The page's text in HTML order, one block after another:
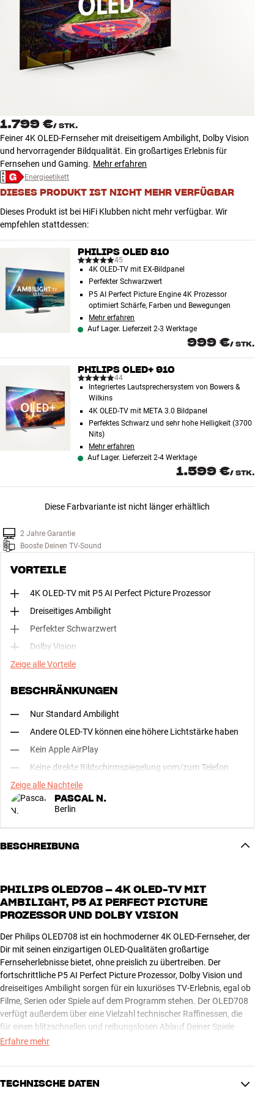
Zubehör
INSPIRATION
MARKEN
ANGEBOTE
Store Finden
Kundendienst
Anmelden
Bauen mit Klang
1.799 €/ STK.
Feiner 4K OLED-Fernseher mit dreiseitigem Ambilight, Dolby Vision
und hervorragender Bildqualität. Ein großartiges Erlebnis für
Fernsehen und Gaming. Mehr erfahren
Energieetikett
DIESES PRODUKT IST NICHT MEHR VERFÜGBAR
Dieses Produkt ist bei HiFi Klubben nicht mehr verfügbar. Wir
empfehlen stattdessen:
PHILIPS OLED 810
45
4K OLED-TV mit EX-Bildpanel
Perfekter Schwarzwert
P5 AI Perfect Picture Engine 4K Prozessor
optimiert Schärfe, Farben und Bewegungen
Mehr erfahren
Auf Lager. Lieferzeit 2-3 Werktage
999 €/ STK.
PHILIPS OLED+ 910
44
Integriertes Lautsprechersystem von Bowers &
Wilkins
4K OLED-TV mit META 3.0 Bildpanel
Perfektes Schwarz und sehr hohe Helligkeit (3700
Nits)
Mehr erfahren
Auf Lager. Lieferzeit 2-4 Werktage
1.599 €/ STK.
Diese Farbvariante ist nicht länger erhältlich
2 Jahre Garantie
Booste Deinen TV-Sound
VORTEILE
4K OLED-TV mit P5 AI Perfect Picture Prozessor
Dreiseitiges Ambilight
Perfekter Schwarzwert
Dolby Vision
Zeige alle Vorteile
BESCHRÄNKUNGEN
Nur Standard Ambilight
Andere OLED-TV können eine höhere Lichtstärke haben
Kein Apple AirPlay
Keine direkte Bildschirmspiegelung vom/zum Telefon
Zeige alle Nachteile
PASCAL N.
Berlin
BESCHREIBUNG
PHILIPS OLED708 – 4K OLED-TV MIT
AMBILIGHT, P5 AI PERFECT PICTURE
PROZESSOR UND DOLBY VISION
Der Philips OLED708 ist ein hochmoderner 4K OLED-Fernseher, der
Dir mit seinen einzigartigen OLED-Qualitäten großartige
Fernseherlebnisse bietet, ohne preislich zu übertreiben. Der
fortschrittliche P5 AI Perfect Picture Prozessor, Dolby Vision und
dreiseitiges Ambilight sorgen für ein luxuriöses TV-Erlebnis, egal ob
Filme, Serien oder Spiele auf dem Programm stehen. Der OLED708
verfügt außerdem über eine Vielzahl technischer Raffinessen, die
für einen blitzschnellen und reibungslosen Ablauf Deiner Spiele
sorgen.
AMBILIGHT – EIN FARBENSPIEL IM ZIMMER
Das aufregende dreiseitige Ambilight-System, das mit LEDs an den
Erfahre mehr
TECHNISCHE DATEN